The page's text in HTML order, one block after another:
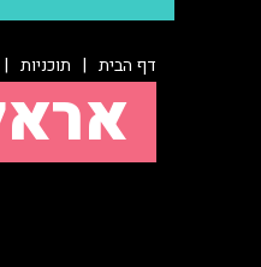
דף הבית | תוכניות |